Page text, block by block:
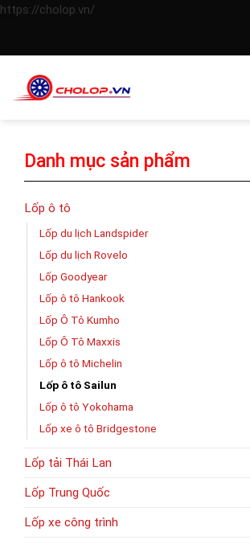
https://cholop.vn/Skip
Danh mục sản phẩm
Lốp ô tô
Lốp du lịch Landspider
Lốp du lịch Rovelo
Lốp Goodyear
Lốp ô tô Hankook
Lốp Ô Tô Kumho
Lốp Ô Tô Maxxis
Lốp ô tô Michelin
Lốp ô tô Sailun
Lốp ô tô Yokohama
Lốp xe ô tô Bridgestone
Lốp tải Thái Lan
Lốp Trung Quốc
Lốp xe công trình